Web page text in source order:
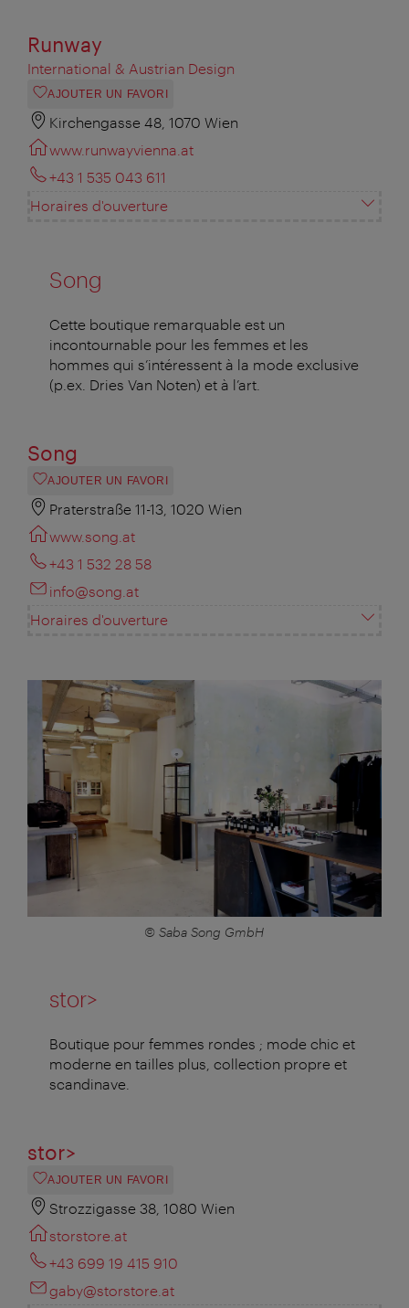
Runway
International & Austrian Design
AJOUTER UN FAVORI
Kirchengasse 48, 1070 Wien
www.runwayvienna.at
+43 1 535 043 611
Horaires d'ouverture
Song
Cette boutique remarquable est un
incontournable pour les femmes et les
hommes qui s’intéressent à la mode exclusive
(p.ex. Dries Van Noten) et à l’art.
Song
AJOUTER UN FAVORI
Praterstraße 11-13, 1020 Wien
www.song.at
+43 1 532 28 58
info@song.at
Horaires d'ouverture
© Saba Song GmbH
stor>
Boutique pour femmes rondes ; mode chic et
moderne en tailles plus, collection propre et
scandinave.
stor>
AJOUTER UN FAVORI
Strozzigasse 38, 1080 Wien
storstore.at
+43 699 19 415 910
gaby@storstore.at